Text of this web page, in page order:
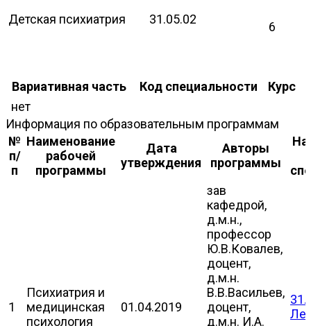
Детская психиатрия
31.05.02
6
Вариативная часть Код специальности
Курс
нет
Информация по образовательным программам
№
п/
п
Наименование
рабочей
программы
Дата
утверждения
Авторы
программы
1
Психиатрия и
медицинская
психология
01.04.2019
зав
кафедрой,
д.м.н.,
профессор
Ю.В.Ковалев,
доцент,
д.м.н.
В.В.Васильев,
доцент,
д.м.н. И.А.